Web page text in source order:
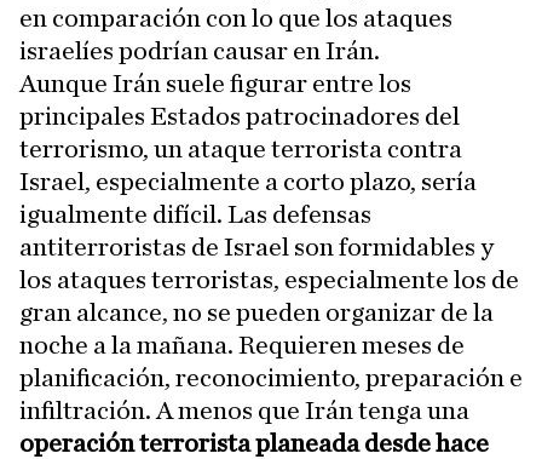
en comparación con lo que los ataques
israelíes podrían causar en Irán.
Aunque Irán suele figurar entre los
principales Estados patrocinadores del
terrorismo, un ataque terrorista contra
Israel, especialmente a corto plazo, sería
igualmente difícil. Las defensas
antiterroristas de Israel son formidables y
los ataques terroristas, especialmente los de
gran alcance, no se pueden organizar de la
noche a la mañana. Requieren meses de
planificación, reconocimiento, preparación e
infiltración. A menos que Irán tenga una
operación terrorista planeada desde hace